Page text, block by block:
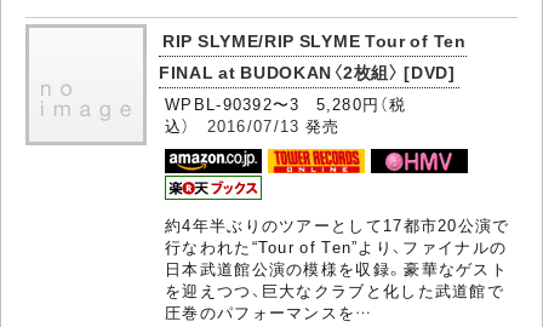
RIP SLYME/RIP SLYME Tour of Ten
FINAL at BUDOKAN〈2枚組〉 [DVD]
WPBL-90392〜3 5,280円（税
込） 2016/07/13 発売
約4年半ぶりのツアーとして17都市20公演で
行なわれた“Tour of Ten”より、ファイナルの
日本武道館公演の模様を収録。豪華なゲスト
を迎えつつ、巨大なクラブと化した武道館で
圧巻のパフォーマンスを…